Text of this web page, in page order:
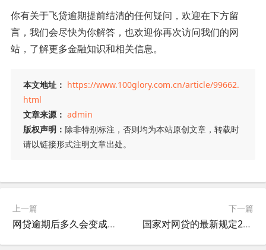
你有关于飞贷逾期提前结清的任何疑问，欢迎在下方留
言，我们会尽快为你解答，也欢迎你再次访问我们的网
站，了解更多金融知识和相关信息。
本文地址： https://www.100glory.com.cn/article/99662.
html
文章来源： admin
版权声明： 除非特别标注，否则均为本站原创文章，转载时
请以链接形式注明文章出处。
上一篇
网贷逾期后多久会变成失信人?情况你需要注意有哪些?，今日为你专业解答!
下一篇
国家对网贷的最新规定2024年，本篇为你权威解答!